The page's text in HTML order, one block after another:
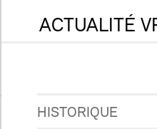
ACTUALITÉ
HISTORIQUE